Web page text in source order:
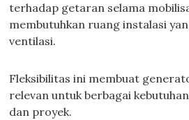
terhadap getaran selama
membutuhkan ruang instalasi
ventilasi.
Fleksibilitas ini membuat
relevan untuk berbagai
dan proyek.